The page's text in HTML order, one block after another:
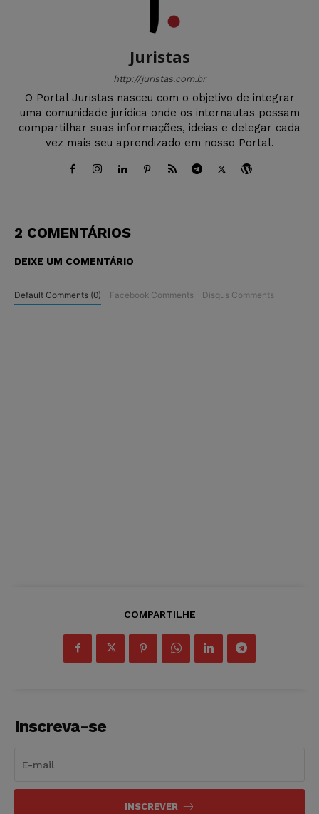
Juristas
http://juristas.com.br
O Portal Juristas nasceu com o objetivo de integrar
uma comunidade jurídica onde os internautas possam
compartilhar suas informações, ideias e delegar cada
vez mais seu aprendizado em nosso Portal.
2 COMENTÁRIOS
DEIXE UM COMENTÁRIO
Default Comments (0) Facebook Comments Disqus Comments
COMPARTILHE
Inscreva-se
INSCREVER